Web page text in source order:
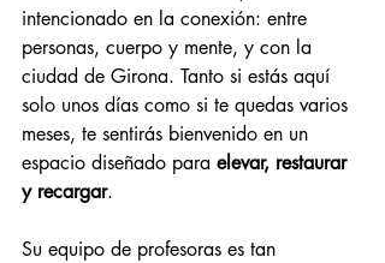
intencionado en la conexión: entre
personas, cuerpo y mente, y con la
ciudad de Girona. Tanto si estás aquí
solo unos días como si te quedas varios
meses, te sentirás bienvenido en un
espacio diseñado para elevar, restaurar
y recargar.
Su equipo de profesoras es tan